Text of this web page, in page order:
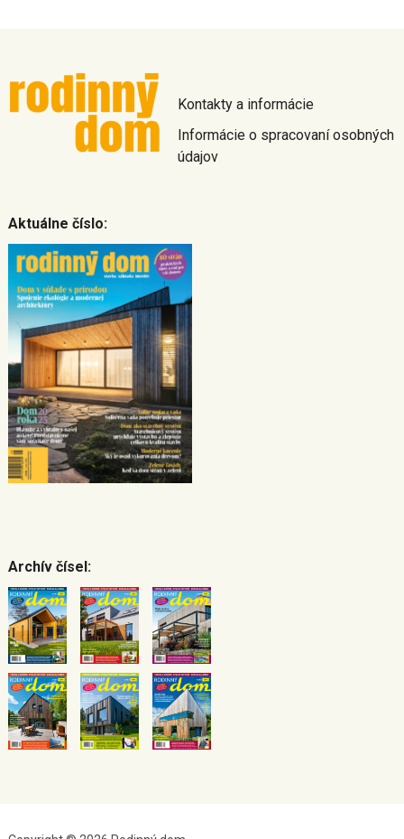
Kontakty a informácie
Informácie o spracovaní osobných
údajov
Aktuálne číslo:
Archív čísel: